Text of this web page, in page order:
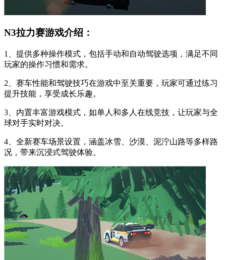
N3拉力赛游戏介绍：
1、提供多种操作模式，包括手动和自动驾驶选项，满足不同
玩家的操作习惯和需求。
2、赛车性能和驾驶技巧在游戏中至关重要，玩家可通过练习
提升技能，享受成长乐趣。
3、内置丰富游戏模式，如单人和多人在线竞技，让玩家与全
球对手实时对决。
4、全新赛车场景设置，涵盖冰雪、沙漠、泥泞山路等多样路
况，带来沉浸式驾驶体验。